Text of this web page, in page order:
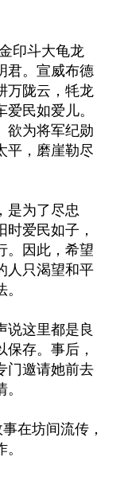
印斗大龟龙
君。宣威布德
万陇云，牦龙
民如爱儿。
欲为将军纪勋
平，磨崖勒尽
是为了尽忠
时爱民如子，
。因此，希望
人只渴望和平
说这里都是良
存。事后，
门邀请她前去
在坊间流传，